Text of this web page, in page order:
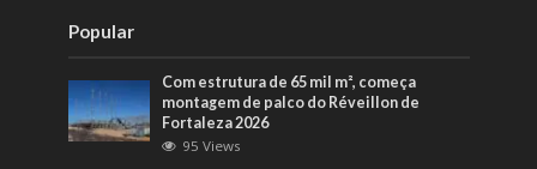
Popular
Com estrutura de 65 mil m², começa
montagem de palco do Réveillon de
Fortaleza 2026
95 Views